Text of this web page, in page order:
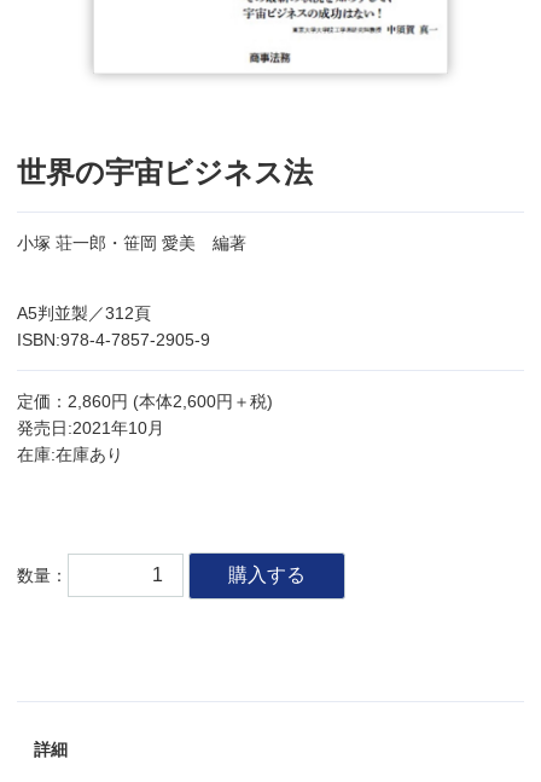
世界の宇宙ビジネス法
小塚 荘一郎・笹岡 愛美 編著
A5判並製／312頁
ISBN:978-4-7857-2905-9
定価：2,860円 (本体2,600円＋税)
発売日:2021年10月
在庫:在庫あり
数量： 購入する
詳細